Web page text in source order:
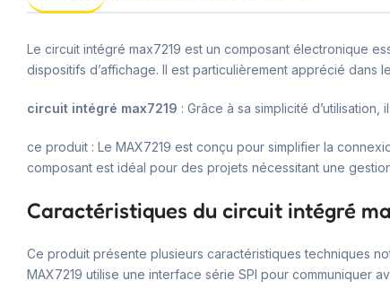
Le circuit intégré max7219 est un composant électronique
dispositifs d’affichage. Il est particulièrement apprécié
circuit intégré max7219 : Grâce à sa simplicité
ce produit : Le MAX7219 est conçu pour simplifier la
composant est idéal pour des projets nécessitant une
Caractéristiques du circuit intégré
Ce produit présente plusieurs caractéristiques techniques
MAX7219 utilise une interface série SPI pour communiquer